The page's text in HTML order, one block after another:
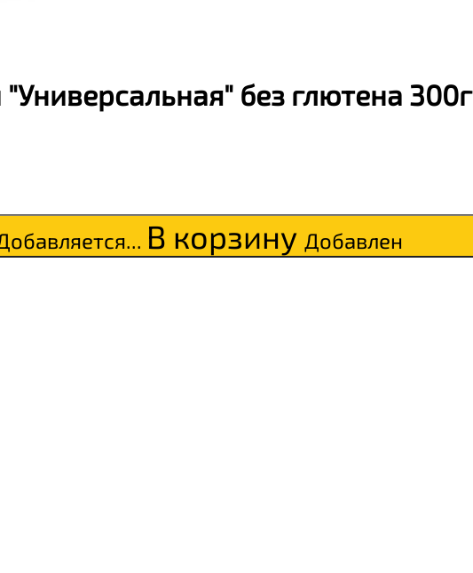
без глютена 300г
В корзину Добавлен